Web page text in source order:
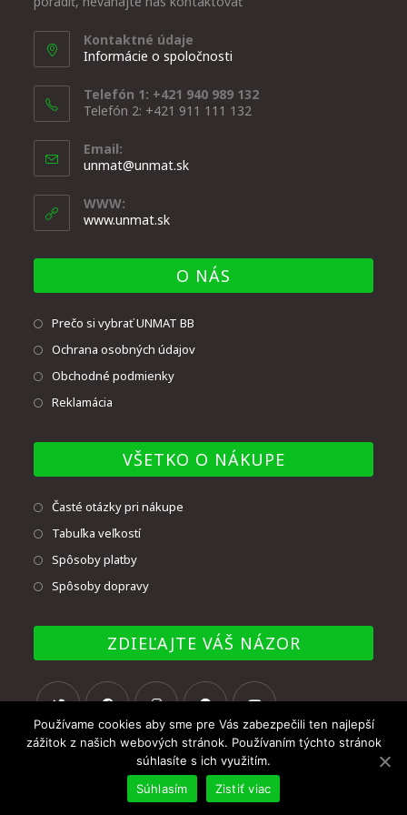
Kontaktné údaje
Informácie o spoločnosti
Telefón 1: +421 940 989 132
Telefón 2: +421 911 111 132
Email:
unmat@unmat.sk
WWW:
www.unmat.sk
O NÁS
Prečo si vybrať UNMAT BB
Ochrana osobných údajov
Obchodné podmienky
Reklamácia
VŠETKO O NÁKUPE
Časté otázky pri nákupe
Tabuľka veľkostí
Spôsoby platby
Spôsoby dopravy
ZDIEĽAJTE VÁŠ NÁZOR
© Copyright - UNMAT BB, s.r.o. 2020
Používame cookies aby sme pre Vás zabezpečili ten najlepší
zážitok z našich webových stránok. Používaním týchto stránok
súhlasíte s ich využitím.
Súhlasím
Zistiť viac